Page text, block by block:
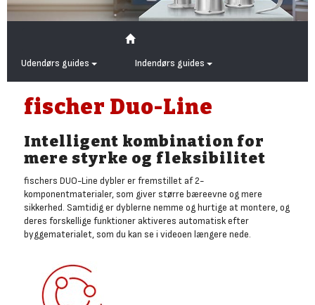
Udendørs guides Indendørs guides
fischer Duo-Line
Intelligent kombination for
mere styrke og fleksibilitet
fischers DUO-Line dybler er fremstillet af 2-
komponentmaterialer, som giver større bæreevne og mere
sikkerhed. Samtidig er dyblerne nemme og hurtige at montere, og
deres forskellige funktioner aktiveres automatisk efter
byggematerialet, som du kan se i videoen længere nede.